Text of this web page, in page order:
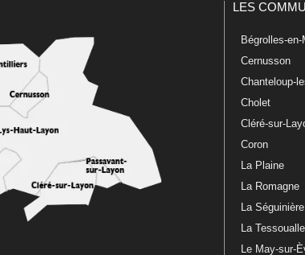
LES
Bégrolles-en-
Cernusson
Chanteloup-
Cholet
Cléré-sur-
Coron
La Plaine
La Romagne
La Séguinière
La Tessoualle
Le May-sur-